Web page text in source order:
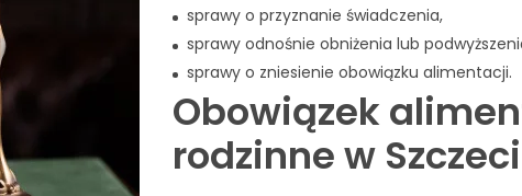
sprawy o przyznanie świadczenia,
sprawy odnośnie obniżenia lub
sprawy o zniesienie obowiązku alimentacji.
Obowiązek
rodzinne w